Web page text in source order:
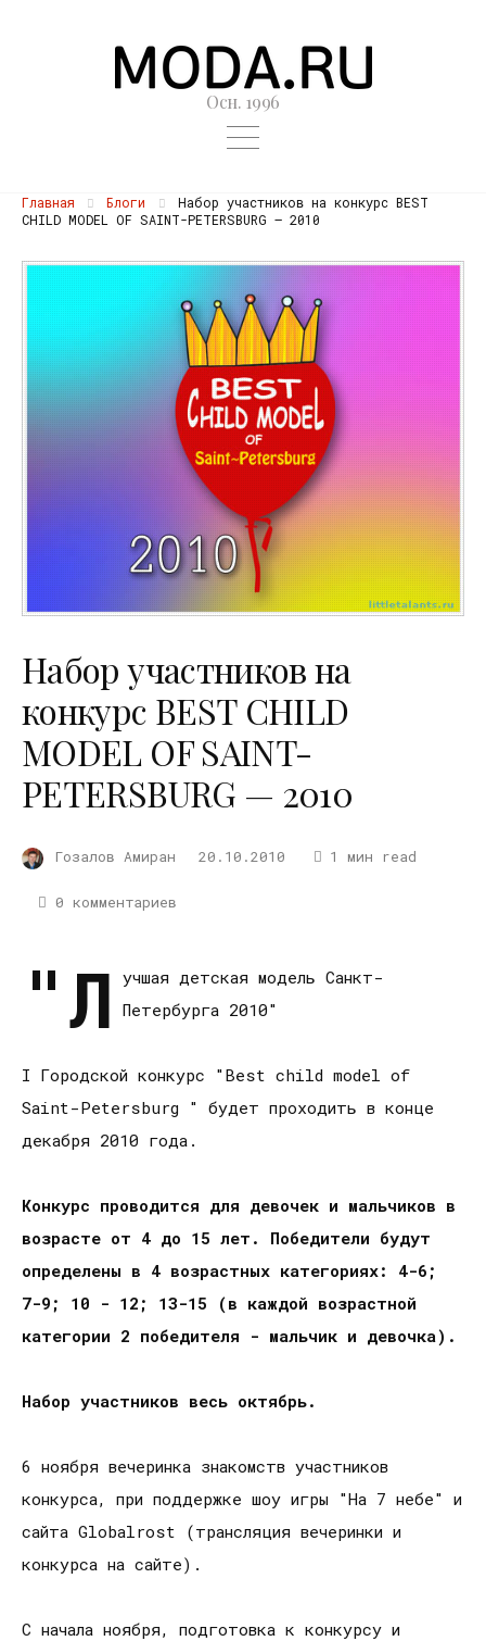
Осн. 1996
Главная Блоги
Набор участников на конкурс BEST
CHILD MODEL OF SAINT-PETERSBURG — 2010
Набор участников на
конкурс BEST CHILD
MODEL OF SAINT-
PETERSBURG — 2010
Гозалов Амиран 20.10.2010 1 мин read
0 комментариев
"Л учшая детская модель Санкт-
Петербурга 2010"
I Городской конкурс "Best child model of
Saint-Petersburg " будет проходить в конце
декабря 2010 года.
Конкурс проводится для девочек и мальчиков в
возрасте от 4 до 15 лет. Победители будут
определены в 4 возрастных категориях: 4-6;
7-9; 10 - 12; 13-15 (в каждой возрастной
категории 2 победителя - мальчик и девочка).
Набор участников весь октябрь.
6 ноября вечеринка знакомств участников
конкурса, при поддержке шоу игры "На 7 небе" и
сайта Globalrost (трансляция вечеринки и
конкурса на сайте).
С начала ноября, подготовка к конкурсу и